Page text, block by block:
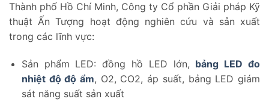
Thành phố Hồ Chí Minh, Công ty Cổ phần Giải pháp Kỹ
thuật Ấn Tượng hoạt động nghiên cứu và sản xuất
trong các lĩnh vực:
Sản phẩm LED: đồng hồ LED lớn, bảng LED đo
nhiệt độ độ ẩm, O2, CO2, áp suất, bảng LED giám
sát năng suất sản xuất